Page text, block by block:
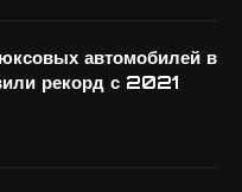
автомобилей в
рекорд с 2021